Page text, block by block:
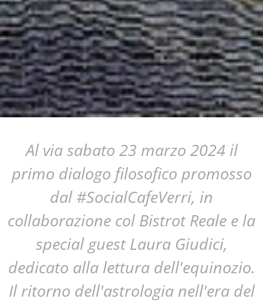
Al via sabato 23 marzo 2024 il
primo dialogo filosofico promosso
dal #SocialCafeVerri, in
collaborazione col Bistrot Reale e la
special guest Laura Giudici,
dedicato alla lettura dell'equinozio.
Il ritorno dell'astrologia nell'era del